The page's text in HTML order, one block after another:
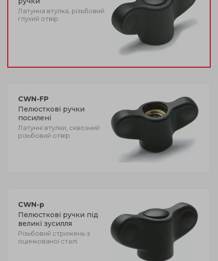
Латунна втулка, різьбовий
глухий отвір
CWN-FP
Пелюсткові ручки
посилені
Латунні втулки, сквозний
різьбовий отвір
CWN-p
Пелюсткові ручки під
великі зусилля
Різьбовий стрижень з
оцинкованої сталі